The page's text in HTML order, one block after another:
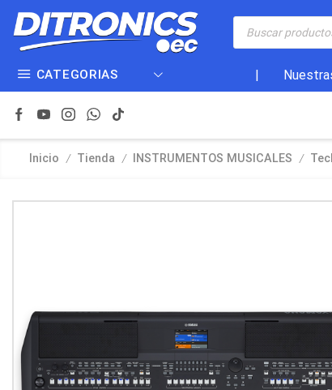
CATEGORIAS
Inicio / Tienda / INSTRUMENTOS MUSICALES /